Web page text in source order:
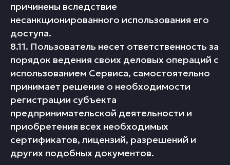
причинены вследствие
несанкционированного использования его
доступа.
8.11. Пользователь несет ответственность за
порядок ведения своих деловых операций с
использованием Сервиса, самостоятельно
принимает решение о необходимости
регистрации субъекта
предпринимательской деятельности и
приобретения всех необходимых
сертификатов, лицензий, разрешений и
других подобных документов.